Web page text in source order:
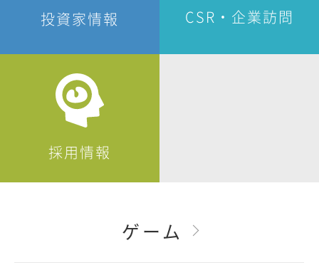
投資家情報 CSR・企業訪問
採用情報
ゲーム